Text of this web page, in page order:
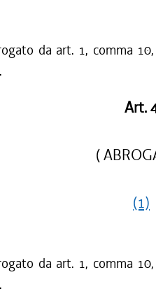
da art. 1, comma
Art.
(
(1)
da art. 1, comma